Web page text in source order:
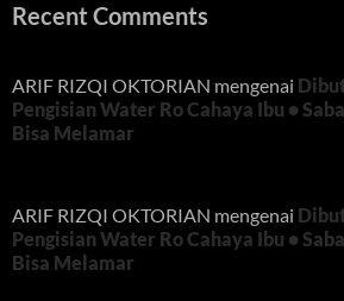
Recent Comments
ARIF RIZQI OKTORIAN mengenai
Pengisian Water Ro Cahaya Ibu •
Bisa Melamar
ARIF RIZQI OKTORIAN mengenai
Pengisian Water Ro Cahaya Ibu •
Bisa Melamar